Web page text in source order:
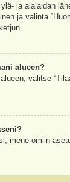
ja alalaidan
ja valinta
alueen?
valitse
mene omiin